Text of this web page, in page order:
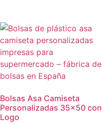
Bolsas Asa Camiseta
Personalizadas 35×50 con
Logo